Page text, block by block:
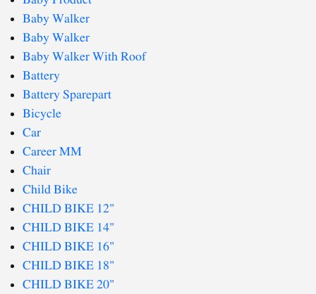
Baby Walker
Baby Walker
Baby Walker With Roof
Battery
Battery Sparepart
Bicycle
Car
Career MM
Chair
Child Bike
CHILD BIKE 12"
CHILD BIKE 14"
CHILD BIKE 16"
CHILD BIKE 18"
CHILD BIKE 20"